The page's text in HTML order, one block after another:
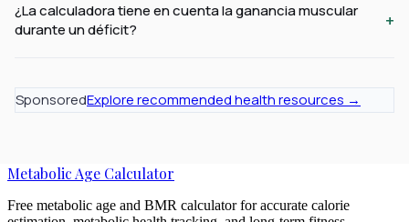
¿La calculadora tiene en cuenta la ganancia muscular
durante un déficit?
+
SponsoredExplore recommended health resources →
Metabolic Age Calculator
Free metabolic age and BMR calculator for accurate calorie